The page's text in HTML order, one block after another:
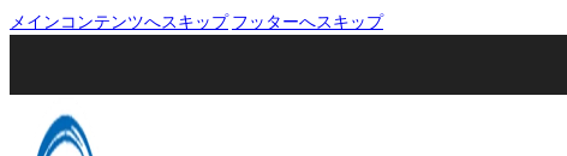
メインコンテンツへスキップフッターへスキップ